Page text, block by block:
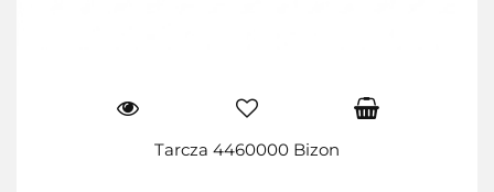
Tarcza 4460000 Bizon